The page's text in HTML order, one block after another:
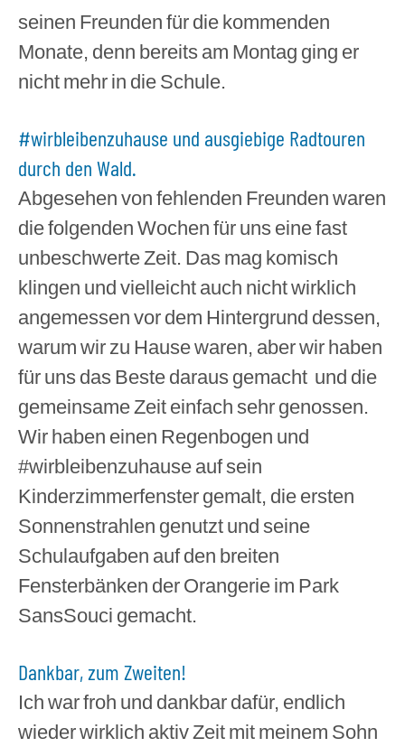
seinen Freunden für die kommenden
Monate, denn bereits am Montag ging er
nicht mehr in die Schule.
#wirbleibenzuhause und ausgiebige Radtouren
durch den Wald.
Abgesehen von fehlenden Freunden waren
die folgenden Wochen für uns eine fast
unbeschwerte Zeit. Das mag komisch
klingen und vielleicht auch nicht wirklich
angemessen vor dem Hintergrund dessen,
warum wir zu Hause waren, aber wir haben
für uns das Beste daraus gemacht und die
gemeinsame Zeit einfach sehr genossen.
Wir haben einen Regenbogen und
#wirbleibenzuhause auf sein
Kinderzimmerfenster gemalt, die ersten
Sonnenstrahlen genutzt und seine
Schulaufgaben auf den breiten
Fensterbänken der Orangerie im Park
SansSouci gemacht.
Dankbar, zum Zweiten!
Ich war froh und dankbar dafür, endlich
wieder wirklich aktiv Zeit mit meinem Sohn